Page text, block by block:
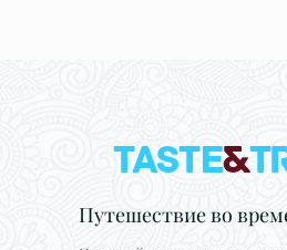
Путешествие во